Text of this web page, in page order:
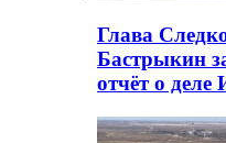
Глава
Бастрыкин
отчёт о